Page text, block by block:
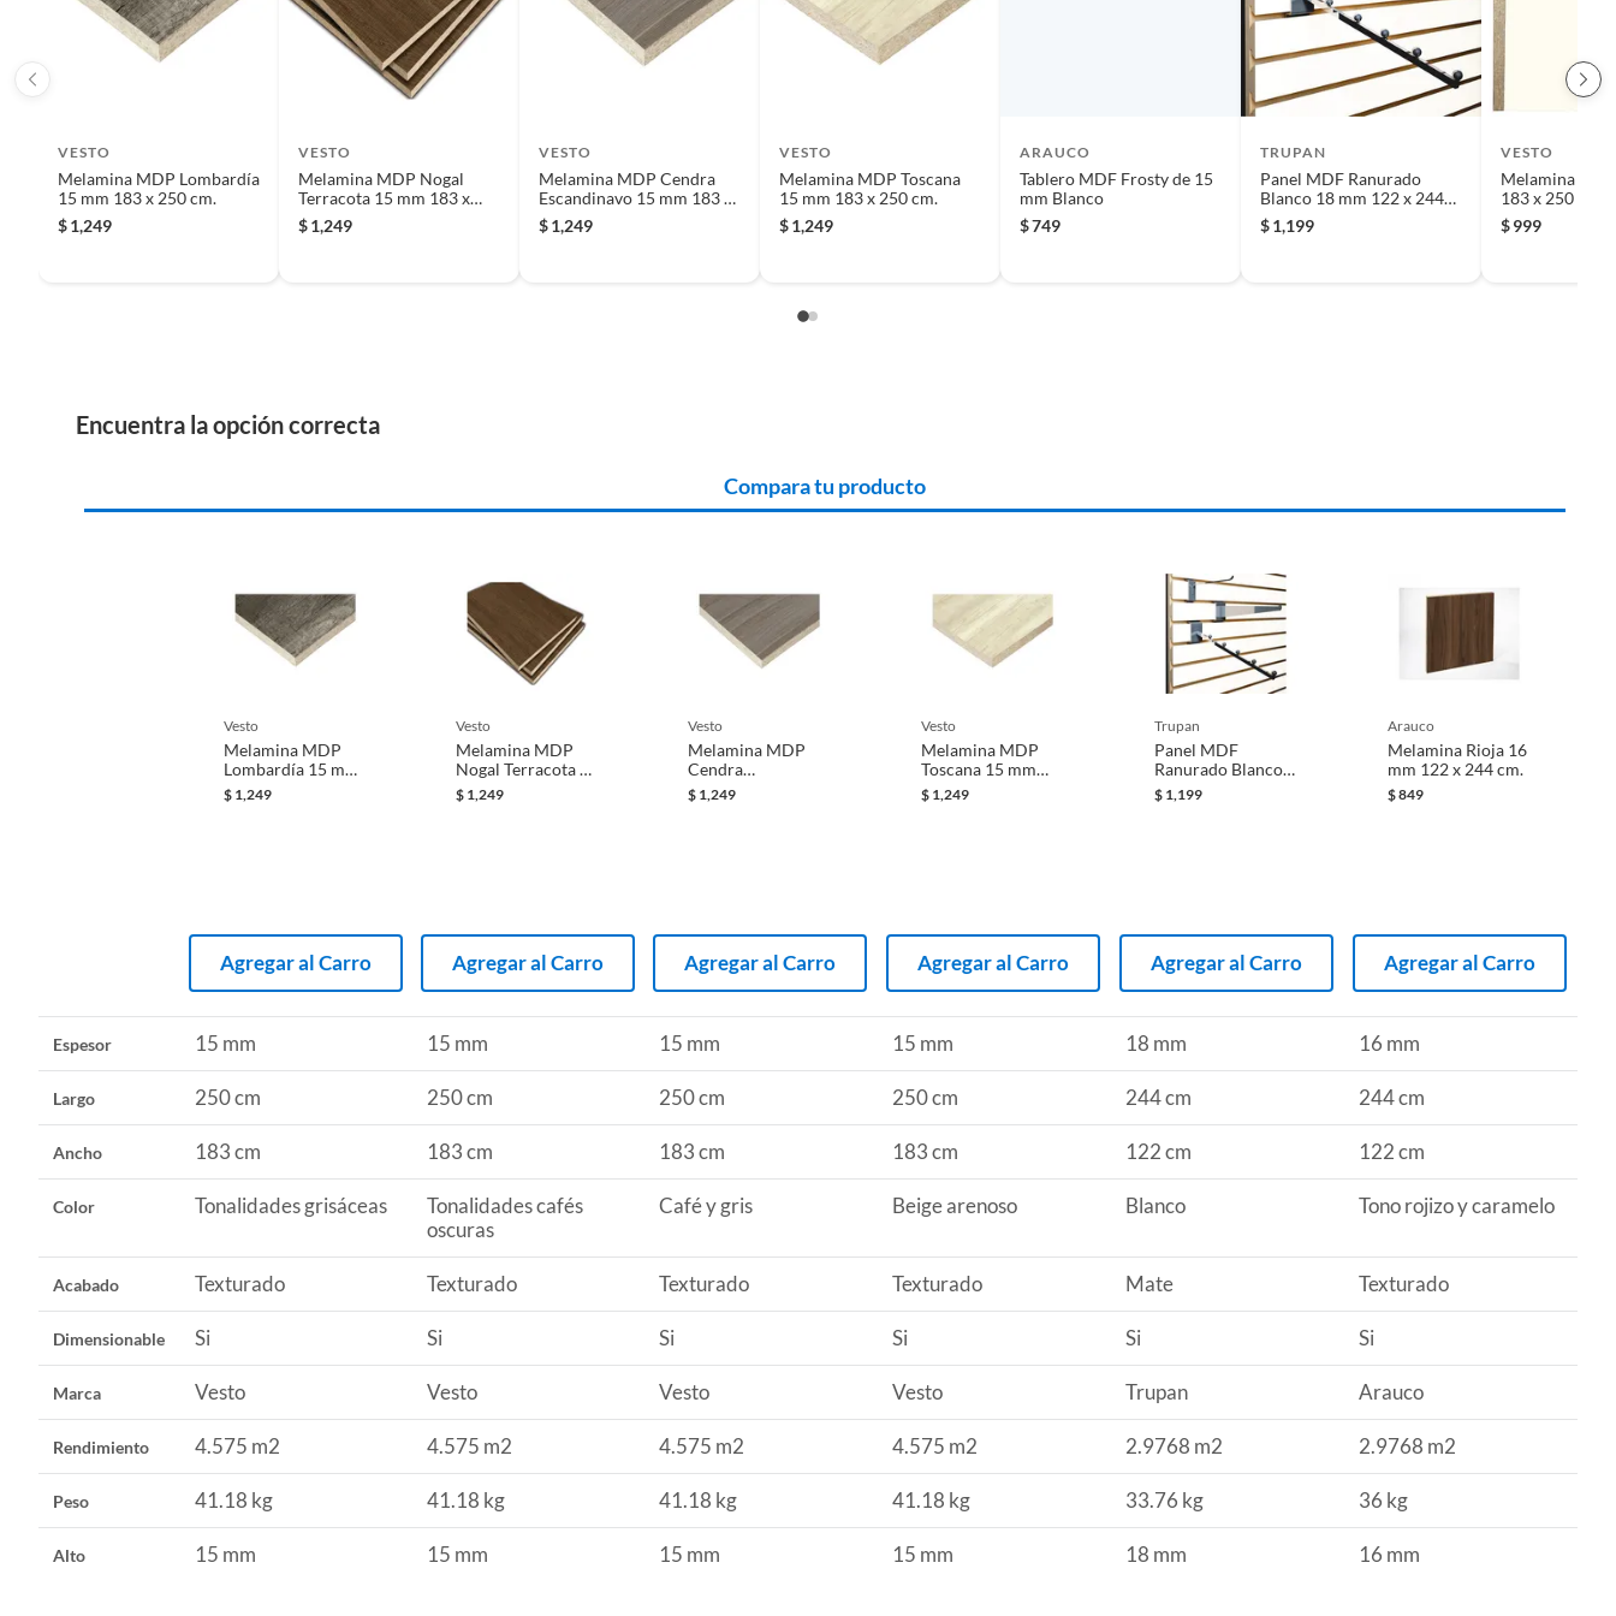
Iniciaremos el reembolso de tu dinero cuando recibamos el producto.
VESTO
Melamina MDP Lombardía
15 mm 183 x 250 cm.
$1,249
VESTO
Melamina MDP Nogal
Terracota 15 mm 183 x
250 cm.
$1,249
VESTO
Melamina MDP Cendra
Escandinavo 15 mm 183 x
250 cm
$1,249
VESTO
Melamina MDP Toscana
15 mm 183 x 250 cm.
$1,249
ARAUCO
Tablero MDF Frosty de 15
mm Blanco
$749
TRUPAN
Panel MDF Ranurado
Blanco 18 mm 122 x 244
cm
$1,199
VESTO
Melamina
183 x 250 cm
$999
Encuentra la opción correcta
Compara tu producto
vesto
Melamina MDP
Lombardía 15 mm
183 x 250 cm.
$ 1,249
Agregar al Carro
vesto
Melamina MDP
Nogal Terracota 15
mm 183 x 250 cm.
$ 1,249
Agregar al Carro
vesto
Melamina MDP
Cendra
Escandinavo 15
mm 183 x 250 cm
$ 1,249
Agregar al Carro
vesto
Melamina MDP
Toscana 15 mm
183 x 250 cm.
$ 1,249
Agregar al Carro
trupan
Panel MDF
Ranurado Blanco
18 mm 122 x 244
cm
$ 1,199
Agregar al Carro
arauco
Melamina Rioja 16
mm 122 x 244 cm.
$849
Agregar al Carro
Espesor 15 mm 15 mm 15 mm 15 mm 18 mm 16 mm
Largo 250 cm 250 cm 250 cm 250 cm 244 cm 244 cm
Ancho 183 cm 183 cm 183 cm 183 cm 122 cm 122 cm
Color Tonalidades grisáceas
Tonalidades cafés
oscuras
Café y gris Beige arenoso Blanco Tono rojizo y caramelo
Acabado Texturado Texturado Texturado Texturado Mate Texturado
Dimensionable Si Si Si Si Si Si
Marca Vesto Vesto Vesto Vesto Trupan Arauco
Rendimiento 4.575 m2 4.575 m2 4.575 m2 4.575 m2 2.9768 m2 2.9768 m2
Peso 41.18 kg 41.18 kg 41.18 kg 41.18 kg 33.76 kg 36 kg
Alto 15 mm 15 mm 15 mm 15 mm 18 mm 16 mm